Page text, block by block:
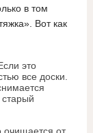
в том
Вот как
это
все доски.
очищается от